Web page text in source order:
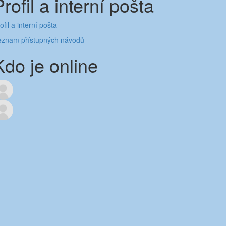
a interní pošta
přístupných návodů
je online